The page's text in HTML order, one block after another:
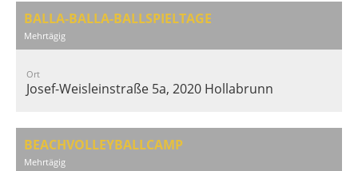
BALLA-BALLA-BALLSPIELTAGE
Mehrtägig
Ort
Josef-Weisleinstraße 5a, 2020 Hollabrunn
BEACHVOLLEYBALLCAMP
Mehrtägig